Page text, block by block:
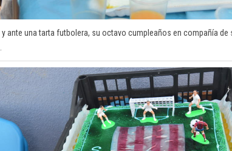
ante una tarta futbolera, su octavo cumpleaños en compañía